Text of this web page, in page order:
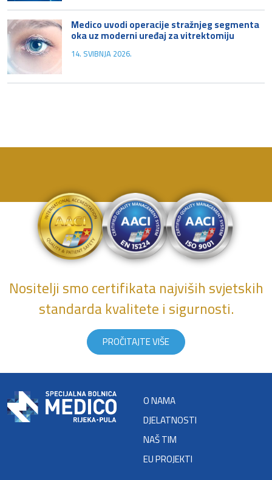
Medico uvodi operacije stražnjeg segmenta
oka uz moderni uređaj za vitrektomiju
14. SVIBNJA 2026.
Nositelji smo certifikata najviših svjetskih
standarda kvalitete i sigurnosti.
PROČITAJTE VIŠE
O NAMA
DJELATNOSTI
NAŠ TIM
EU PROJEKTI